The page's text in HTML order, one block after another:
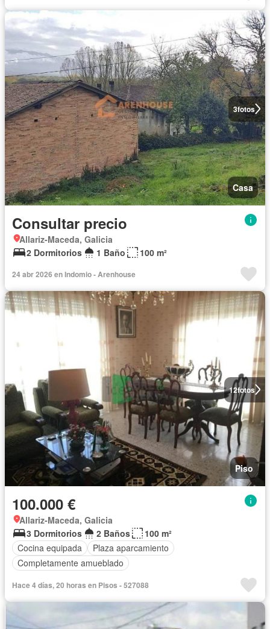
3fotos
Casa
Consultar precio
Allariz-Maceda, Galicia
2 Dormitorios
1 Baño 100 m²
24 abr 2026 en Indomio - Arenhouse
12fotos
Piso
100.000 €
Allariz-Maceda, Galicia
3 Dormitorios
2 Baños
100 m²
Cocina equipada
Plaza aparcamiento
Completamente amueblado
Hace 4 días, 20 horas en Pisos - 527088